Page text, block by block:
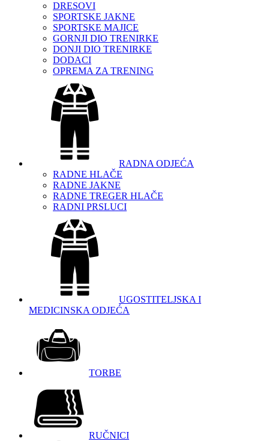
DRESOVI
SPORTSKE JAKNE
SPORTSKE MAJICE
GORNJI DIO TRENIRKE
DONJI DIO TRENIRKE
DODACI
OPREMA ZA TRENING
RADNA ODJEĆA
RADNE HLAČE
RADNE JAKNE
RADNE TREGER HLAČE
RADNI PRSLUCI
UGOSTITELJSKA I
MEDICINSKA ODJEĆA
TORBE
RUČNICI